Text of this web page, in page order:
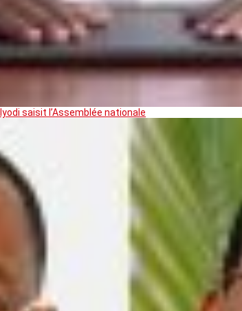
saisit l’Assemblée nationale